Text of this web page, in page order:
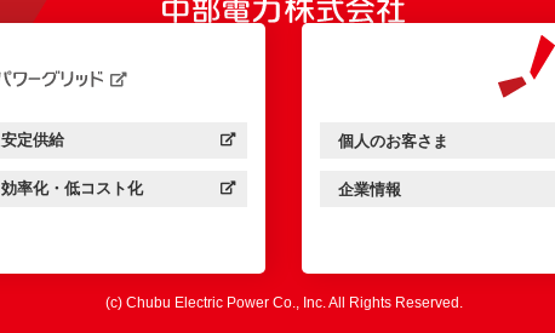
中部電力パワーグリッド：
安定供給
（新しいウィンドウを開きます）
中部電力パワーグリッド：
効率化・低コスト化
（新しいウィンドウを開きます）
中部電力ミライズ：
個人のお客さま
（新しいウィンドウを開きま
中部電力ミライズ：
企業情報
（新しいウィンドウを開きま
(c) Chubu Electric Power Co., Inc. All Rights Reserved.